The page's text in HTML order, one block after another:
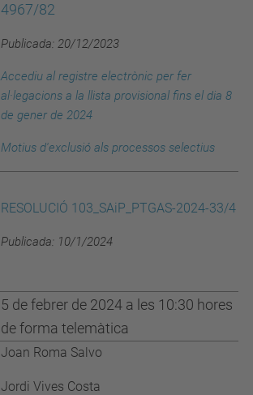
4967/82
Publicada: 20/12/2023
Accediu al registre electrònic per fer
al·legacions a la llista provisional fins el dia 8
de gener de 2024
Motius d'exclusió als processos selectius
RESOLUCIÓ 103_SAiP_PTGAS-2024-33/4
Publicada: 10/1/2024
5 de febrer de 2024 a les 10:30 hores
de forma telemàtica
Joan Roma Salvo
Jordi Vives Costa